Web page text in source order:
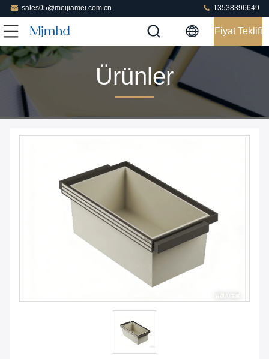
sales05@meijiamei.com.cn 13538396649
Fiyat Teklifi
Ürünler